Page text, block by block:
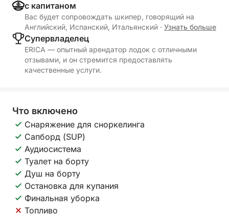
с капитаном
Вас будет сопровождать шкипер, говорящий на
Английский, Испанский, Итальянский · Узнать больше
Cупервладелец
ERICA — опытный арендатор лодок с отличными
отзывами, и он стремится предоставлять
качественные услуги.
Что включено
Снаряжение для сноркелинга
Сапборд (SUP)
Аудиосистема
Туалет на борту
Душ на борту
Остановка для купания
Финальная уборка
Топливо